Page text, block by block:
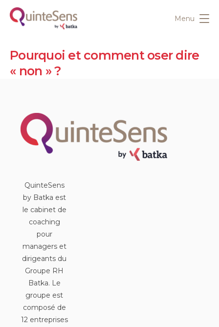
Menu
Pourquoi et comment oser dire
« non » ?
QuinteSens
by Batka est
le cabinet de
coaching
pour
managers et
dirigeants du
Groupe RH
Batka. Le
groupe est
composé de
12 entreprises